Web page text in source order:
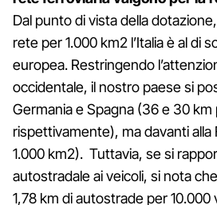
Dal punto di vista della
rete per 1.000 km2 l’Italia è al di
europea. Restringendo
occidentale, il nostro paese si
Germania e Spagna (36 e 30 km
rispettivamente), ma davanti alla
1.000 km2). Tuttavia, se si
autostradale ai veicoli, si nota
1,78 km di autostrade per 10.000